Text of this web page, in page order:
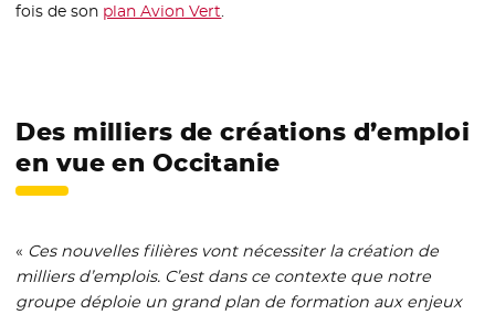
fois de son plan Avion Vert.
Des milliers de créations d’emploi
en vue en Occitanie
« Ces nouvelles filières vont nécessiter la création de
milliers d’emplois. C’est dans ce contexte que notre
groupe déploie un grand plan de formation aux enjeux